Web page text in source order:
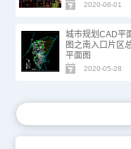
2020-06-01
城市规划CAD平
图之南入口片区
平面图
2020-05-28